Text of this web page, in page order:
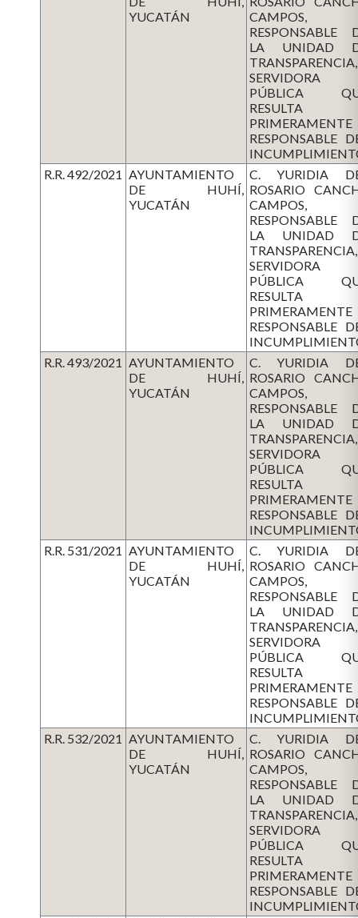
YUCATÁN
CAMPOS,
RESPONSABLE
LA UNIDAD
TRANSPARENCIA,
SERVIDORA
PÚBLICA
RESULTA
PRIMERAMENTE
RESPONSABLE
R.R. 492/2021 AYUNTAMIENTO
DE HUHÍ,
YUCATÁN
C. YURIDIA
ROSARIO
CAMPOS,
RESPONSABLE
LA UNIDAD
TRANSPARENCIA,
SERVIDORA
PÚBLICA
RESULTA
PRIMERAMENTE
RESPONSABLE
R.R. 493/2021 AYUNTAMIENTO
DE HUHÍ,
YUCATÁN
C. YURIDIA
ROSARIO
CAMPOS,
RESPONSABLE
LA UNIDAD
TRANSPARENCIA,
SERVIDORA
PÚBLICA
RESULTA
PRIMERAMENTE
RESPONSABLE
R.R. 531/2021 AYUNTAMIENTO
DE HUHÍ,
YUCATÁN
C. YURIDIA
ROSARIO
CAMPOS,
RESPONSABLE
LA UNIDAD
TRANSPARENCIA,
SERVIDORA
PÚBLICA
RESULTA
PRIMERAMENTE
RESPONSABLE
R.R. 532/2021 AYUNTAMIENTO
DE HUHÍ,
YUCATÁN
C. YURIDIA
ROSARIO
CAMPOS,
RESPONSABLE
LA UNIDAD
TRANSPARENCIA,
SERVIDORA
PÚBLICA
RESULTA
PRIMERAMENTE
RESPONSABLE